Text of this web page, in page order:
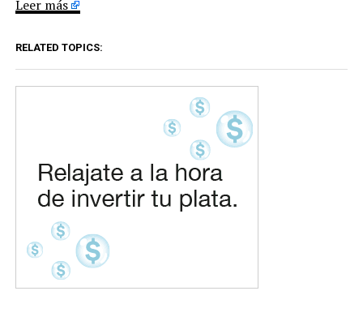
Leer más
RELATED TOPICS: